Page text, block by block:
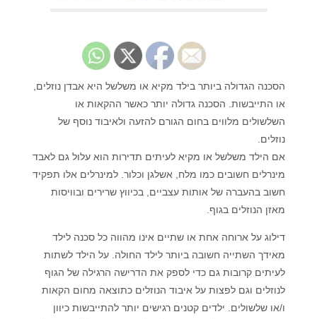
הסכנה הגדולה ביותר בילד מקיא או משלשל היא אבדן נוזלים,
או התייבשות. הסכנה גדולה יותר כאשר ההקאות או
השלשולים מלווים בחום הגורם להזעה ולאיבוד נוסף של
נוזלים.
אם הילד משלשל או מקיא לעיתים תדירות הוא עלול גם לאבד
מינרלים חשובים כמו מלח, אשלגן וכלור. למינרלים אלו תפקיד
חשוב בהעברה של אותות עצביים, בכיווץ שרירים ובוויסות
מאזן הנוזלים בגוף.
דילוג על ארוחה אחת או שתיים אינו מהווה כל סכנה לילד
מאידך השתייה חשובה ביותר לילד החולה. על הילד לשתות
לעיתים קרובות גם כדי לספק את הדרישה הרגילה של הגוף
לנוזלים וגם לפצות על איבוד הנוזלים כתוצאה מחום הקאות
ו/או שלשולים. ילדים קטנים רגישים יותר להתייבשות כיוון